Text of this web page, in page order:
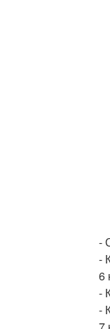
-
-
6
-
-